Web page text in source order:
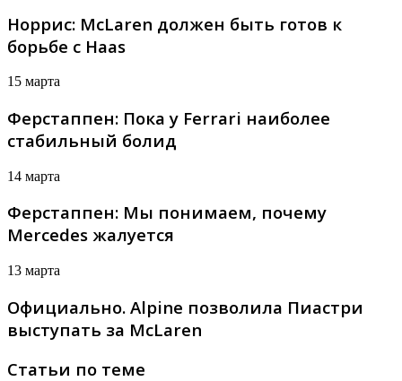
Норрис: McLaren должен быть готов к
борьбе с Haas
15 марта
Ферстаппен: Пока у Ferrari наиболее
стабильный болид
14 марта
Ферстаппен: Мы понимаем, почему
Mercedes жалуется
13 марта
Официально. Alpine позволила Пиастри
выступать за McLaren
Статьи по теме